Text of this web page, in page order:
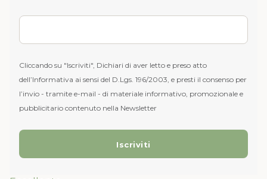
Cliccando su "Iscriviti", Dichiari di aver letto e preso atto
dell’Informativa ai sensi del D.Lgs. 196/2003, e presti il consenso per
l’invio - tramite e-mail - di materiale informativo, promozionale e
pubblicitario contenuto nella Newsletter